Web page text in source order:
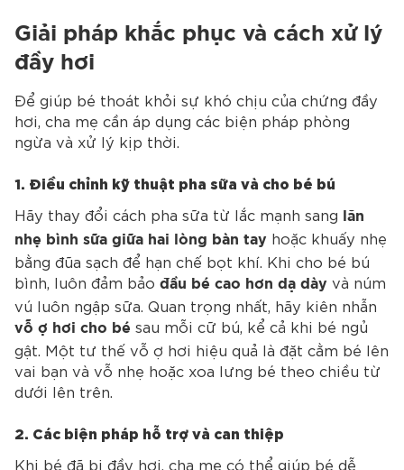
Giải pháp khắc phục và cách xử lý
đầy hơi
Để giúp bé thoát khỏi sự khó chịu của chứng đầy
hơi, cha mẹ cần áp dụng các biện pháp phòng
ngừa và xử lý kịp thời.
1. Điều chỉnh kỹ thuật pha sữa và cho bé bú
Hãy thay đổi cách pha sữa từ lắc mạnh sang
lăn
nhẹ bình sữa giữa hai lòng bàn tay hoặc khuấy nhẹ
bằng đũa sạch để hạn chế bọt khí. Khi cho bé bú
bình, luôn đảm bảo đầu bé cao hơn dạ dày và núm
vú luôn ngập sữa. Quan trọng nhất, hãy kiên nhẫn
vỗ ợ hơi cho bé sau mỗi cữ bú, kể cả khi bé ngủ
gật. Một tư thế vỗ ợ hơi hiệu quả là đặt cằm bé lên
vai bạn và vỗ nhẹ hoặc xoa lưng bé theo chiều từ
dưới lên trên.
2. Các biện pháp hỗ trợ và can thiệp
Khi bé đã bị đầy hơi, cha mẹ có thể giúp bé dễ